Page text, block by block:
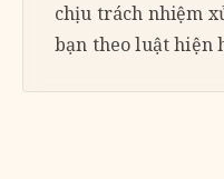
chịu trách nhiệm
bạn theo luật hiện